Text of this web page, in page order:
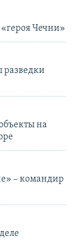
Чечни»
разведки
на
– командир